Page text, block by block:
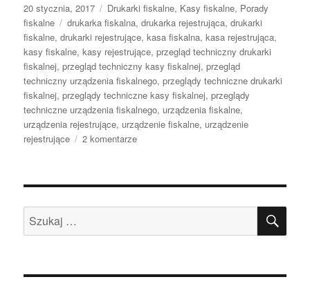
Opublikowano
20 stycznia, 2017 Kategorie
Drukarki fiskalne, Kasy fiskalne, Porady
fiskalne
Tagi
drukarka fiskalna,drukarka rejestrująca,drukarki
fiskalne,drukarki rejestrujące,kasa fiskalna,kasa rejestrująca,
kasy fiskalne,kasy rejestrujące,przegląd techniczny drukarki
fiskalnej,przegląd techniczny kasy fiskalnej,przegląd
techniczny urządzenia fiskalnego,przeglądy techniczne drukarki
fiskalnej,przeglądy techniczne kasy fiskalnej,przeglądy
techniczne urządzenia fiskalnego, urządzenia fiskalne,
urządzenia rejestrujące, urządzenie fiskalne, urządzenie
rejestrujące
2 komentarzedo
o
technicznym
fiskalnego?
Szukaj: